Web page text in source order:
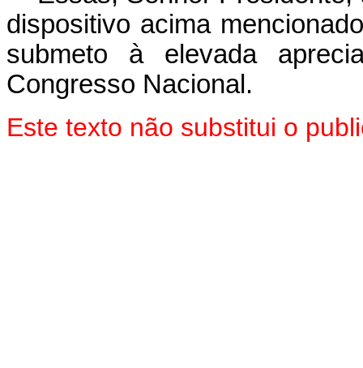
dispositivo acima
submeto à elevada
Congresso Nacional.
Este texto não substitui o